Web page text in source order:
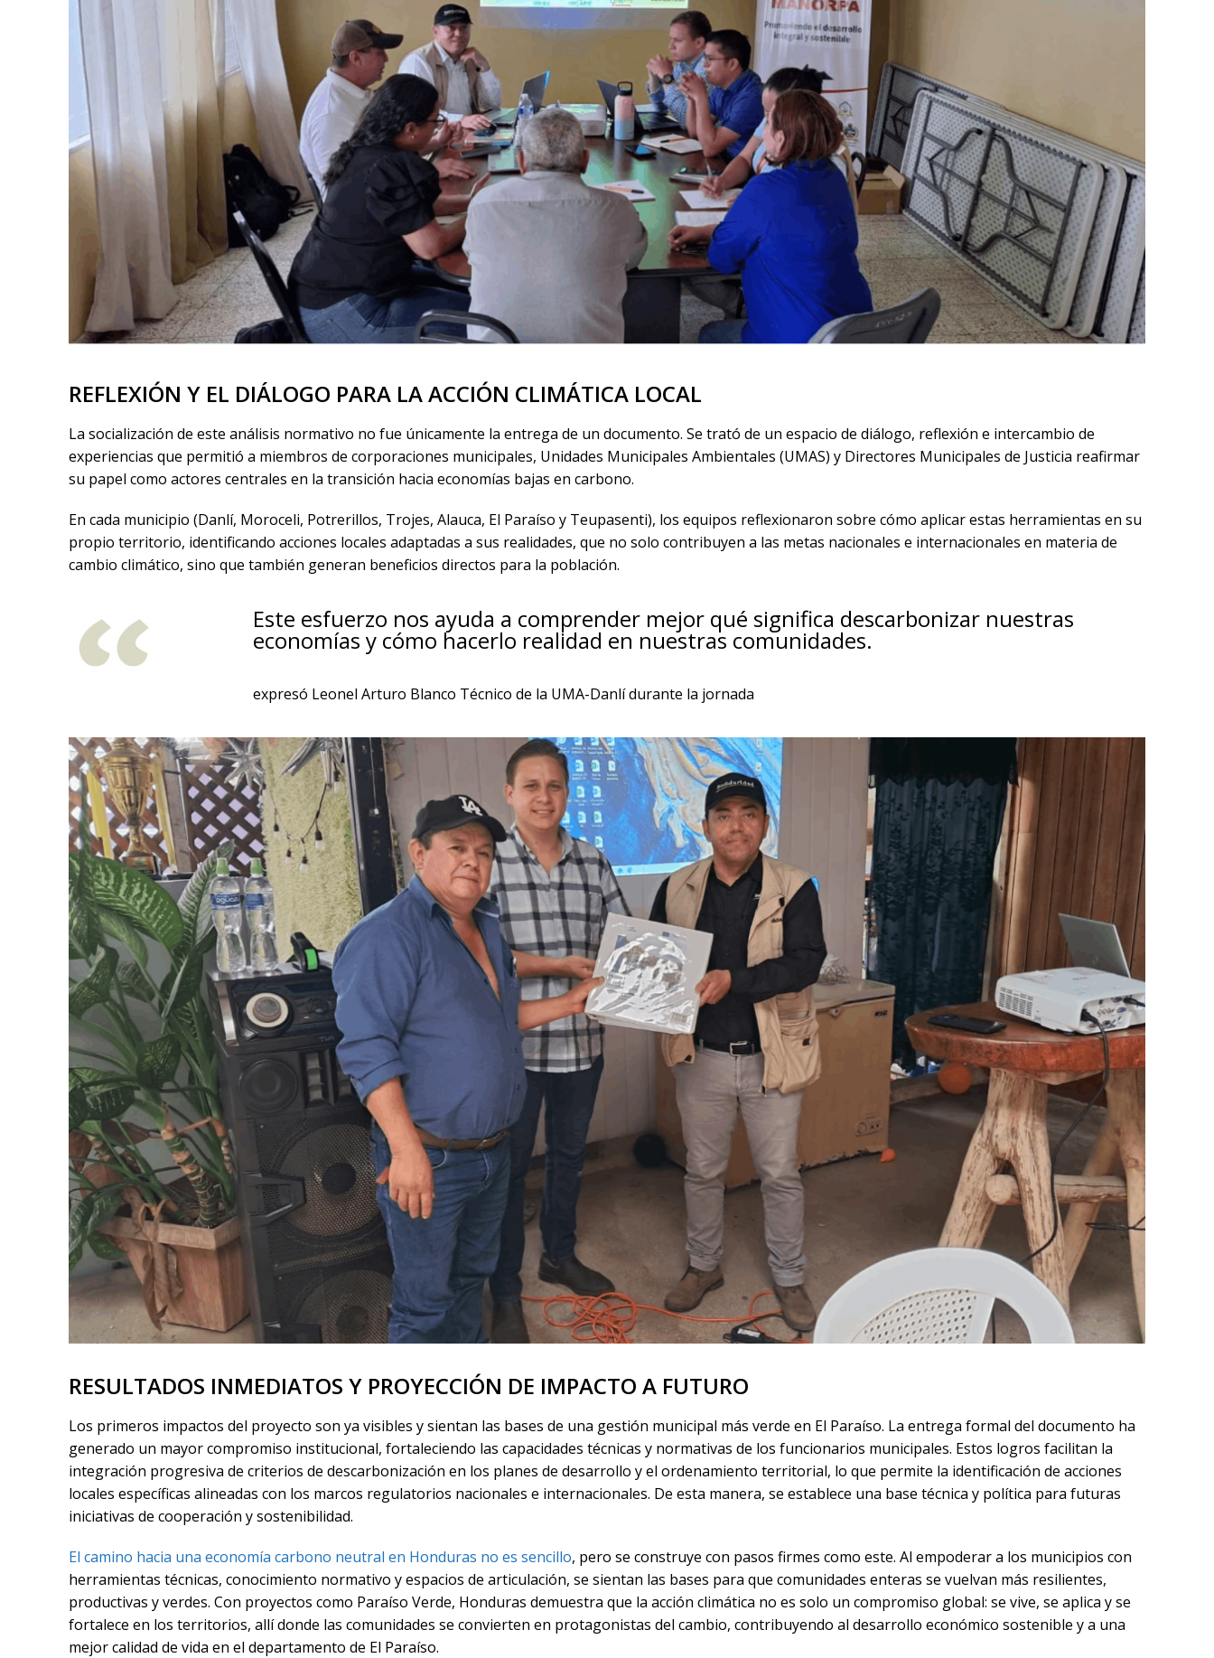
REFLEXIÓN Y EL DIÁLOGO PARA LA ACCIÓN CLIMÁTICA LOCAL
La socialización de este análisis normativo no fue únicamente la entrega de un documento. Se trató de un espacio de diálogo, reflexión e intercambio de
experiencias que permitió a miembros de corporaciones municipales, Unidades Municipales Ambientales (UMAS) y Directores Municipales de Justicia reafirmar
su papel como actores centrales en la transición hacia economías bajas en carbono.
En cada municipio (Danlí, Moroceli, Potrerillos, Trojes, Alauca, El Paraíso y Teupasenti), los equipos reflexionaron sobre cómo aplicar estas herramientas en su
propio territorio, identificando acciones locales adaptadas a sus realidades, que no solo contribuyen a las metas nacionales e internacionales en materia de
cambio climático, sino que también generan beneficios directos para la población.
Este esfuerzo nos ayuda a comprender mejor qué significa descarbonizar nuestras
economías y cómo hacerlo realidad en nuestras comunidades.
expresó Leonel Arturo Blanco Técnico de la UMA-Danlí durante la jornada
RESULTADOS INMEDIATOS Y PROYECCIÓN DE IMPACTO A FUTURO
Los primeros impactos del proyecto son ya visibles y sientan las bases de una gestión municipal más verde en El Paraíso. La entrega formal del documento ha
generado un mayor compromiso institucional, fortaleciendo las capacidades técnicas y normativas de los funcionarios municipales. Estos logros facilitan la
integración progresiva de criterios de descarbonización en los planes de desarrollo y el ordenamiento territorial, lo que permite la identificación de acciones
locales específicas alineadas con los marcos regulatorios nacionales e internacionales. De esta manera, se establece una base técnica y política para futuras
iniciativas de cooperación y sostenibilidad.
El camino hacia una economía carbono neutral en Honduras no es sencillo, pero se construye con pasos firmes como este. Al empoderar a los municipios con
herramientas técnicas, conocimiento normativo y espacios de articulación, se sientan las bases para que comunidades enteras se vuelvan más resilientes,
productivas y verdes. Con proyectos como Paraíso Verde, Honduras demuestra que la acción climática no es solo un compromiso global: se vive, se aplica y se
fortalece en los territorios, allí donde las comunidades se convierten en protagonistas del cambio, contribuyendo al desarrollo económico sostenible y a una
mejor calidad de vida en el departamento de El Paraíso.